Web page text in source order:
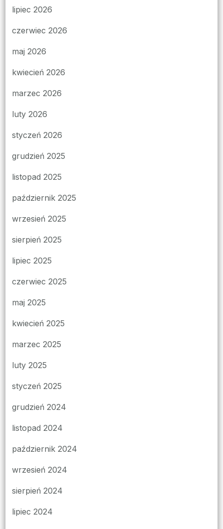
lipiec 2026
czerwiec 2026
maj 2026
kwiecień 2026
marzec 2026
luty 2026
styczeń 2026
grudzień 2025
listopad 2025
październik 2025
wrzesień 2025
sierpień 2025
lipiec 2025
czerwiec 2025
maj 2025
kwiecień 2025
marzec 2025
luty 2025
styczeń 2025
grudzień 2024
listopad 2024
październik 2024
wrzesień 2024
sierpień 2024
lipiec 2024